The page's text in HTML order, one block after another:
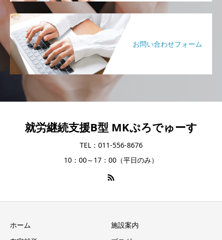
お問い合わせフォーム
就労継続支援B型 MKぷろでゅーす
TEL：011-556-8676
10：00～17：00（平日のみ）
ホーム
施設案内